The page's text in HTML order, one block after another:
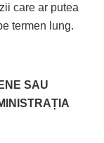
care ar putea
termen lung.
SAU